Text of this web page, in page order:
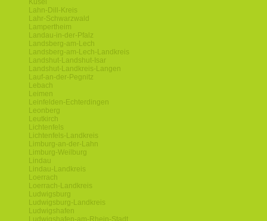
Kusel
Lahn-Dill-Kreis
Lahr-Schwarzwald
Lampertheim
Landau-in-der-Pfalz
Landsberg-am-Lech
Landsberg-am-Lech-Landkreis
Landshut-Landshut-Isar
Landshut-Landkreis-Langen
Lauf-an-der-Pegnitz
Lebach
Leimen
Leinfelden-Echterdingen
Leonberg
Leutkirch
Lichtenfels
Lichtenfels-Landkreis
Limburg-an-der-Lahn
Limburg-Weilburg
Lindau
Lindau-Landkreis
Loerrach
Loerrach-Landkreis
Ludwigsburg
Ludwigsburg-Landkreis
Ludwigshafen
Ludwigshafen-am-Rhein-Stadt